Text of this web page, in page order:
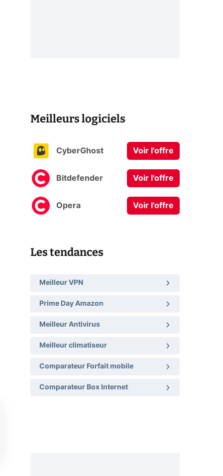
Meilleurs logiciels
CyberGhost Voir l'offre
Bitdefender Voir l'offre
Opera Voir l'offre
Les tendances
Meilleur VPN
Prime Day Amazon
Meilleur Antivirus
Meilleur climatiseur
Comparateur Forfait mobile
Comparateur Box Internet